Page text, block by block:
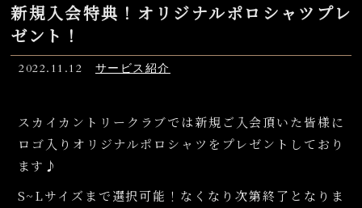
新規入会特典！オリジナルポロシャツプレ
ゼント！
2022.11.12 サービス紹介
スカイカントリークラブでは新規ご入会頂いた皆様に
ロゴ入りオリジナルポロシャツをプレゼントしており
ます♪
S~Lサイズまで選択可能！なくなり次第終了となりま